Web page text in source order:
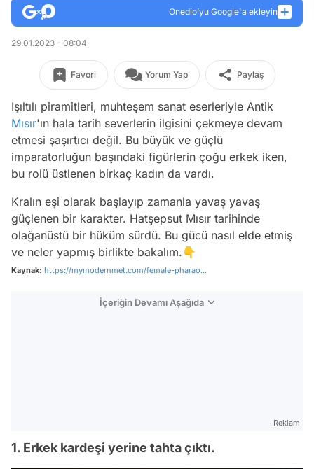
Onedio’yu Google'a ekleyin
29.01.2023 - 08:04
Favori Yorum Yap Paylaş
Işıltılı piramitleri, muhteşem sanat eserleriyle Antik
Mısır'ın hala tarih severlerin ilgisini çekmeye devam
etmesi şaşırtıcı değil. Bu büyük ve güçlü
imparatorluğun başındaki figürlerin çoğu erkek iken,
bu rolü üstlenen birkaç kadın da vardı.
Kralın eşi olarak başlayıp zamanla yavaş yavaş
güçlenen bir karakter. Hatşepsut Mısır tarihinde
olağanüstü bir hüküm sürdü. Bu gücü nasıl elde etmiş
ve neler yapmış birlikte bakalım.👇
Kaynak: https://mymodernmet.com/female-pharao...
İçeriğin Devamı Aşağıda
Reklam
1. Erkek kardeşi yerine tahta çıktı.